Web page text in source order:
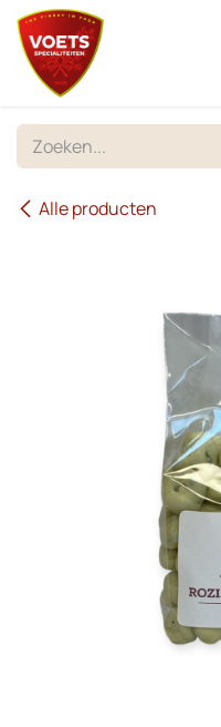
Overslaan naar inhoud
Alle producten